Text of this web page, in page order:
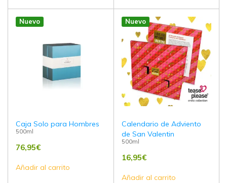
Nuevo
Caja Solo para Hombres
500ml
76,95€
Añadir al carrito
Nuevo
Calendario de Adviento
de San Valentin
500ml
16,95€
Añadir al carrito